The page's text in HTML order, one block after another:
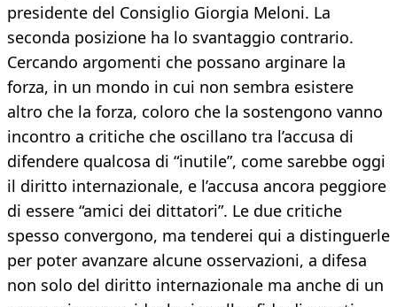
presidente del Consiglio Giorgia Meloni. La
seconda posizione ha lo svantaggio contrario.
Cercando argomenti che possano arginare la
forza, in un mondo in cui non sembra esistere
altro che la forza, coloro che la sostengono vanno
incontro a critiche che oscillano tra l’accusa di
difendere qualcosa di “inutile”, come sarebbe oggi
il diritto internazionale, e l’accusa ancora peggiore
di essere “amici dei dittatori”. Le due critiche
spesso convergono, ma tenderei qui a distinguerle
per poter avanzare alcune osservazioni, a difesa
non solo del diritto internazionale ma anche di un